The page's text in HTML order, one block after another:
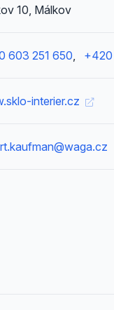
10, Málkov
603 251 650, +420
interier.cz